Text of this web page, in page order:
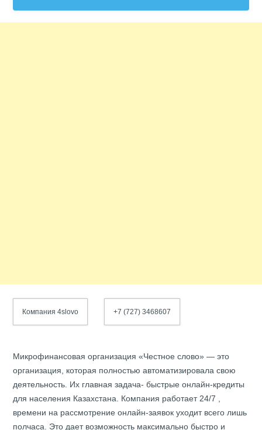
Компания 4slovo +7 (727) 3468607
Микрофинансовая организация «Честное слово» — это
организация, которая полностью автоматизировала свою
деятельность. Их главная задача-быстрые онлайн-кредиты
для населения Казахстана. Компания работает 24/7 ,
времени на рассмотрение онлайн-заявок уходит всего лишь
полчаса. Это дает возможность максимально быстро и